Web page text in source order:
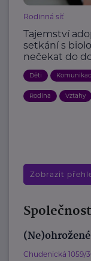
Rodinná síť
Tajemství
setkání s
nečekat do
Děti
Rodina Vztahy
Zobrazit
Chudenická 1059/